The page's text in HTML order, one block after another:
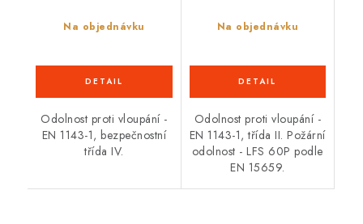
Na objednávku
Odolnost proti vloupání -
EN 1143-1, bezpečnostní
třída IV.
Na objednávku
Odolnost proti vloupání -
EN 1143-1, třída II. Požární
odolnost - LFS 60P podle
EN 15659.